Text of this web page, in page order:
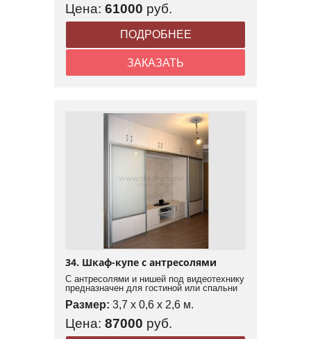
Цена: 61000 руб.
ПОДРОБНЕЕ
ЗАКАЗАТЬ
34. Шкаф-купе с антресолями
С антресолями и нишей под видеотехнику
предназначен для гостиной или спальни
Размер: 3,7 x 0,6 x 2,6 м.
Цена: 87000 руб.